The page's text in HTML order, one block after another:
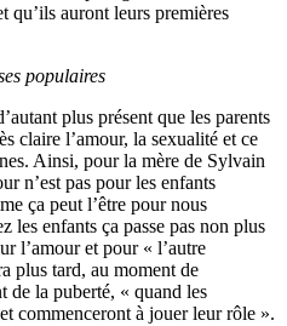
qu’ils auront leurs premières
populaires
plus présent que les parents
claire l’amour, la sexualité et ce
Ainsi, pour la mère de Sylvain
n’est pas pour les enfants
ça peut l’être pour nous
les enfants ça passe pas non plus
l’amour et pour « l’autre
plus tard, au moment de
de la puberté, « quand les
commenceront à jouer leur rôle ».